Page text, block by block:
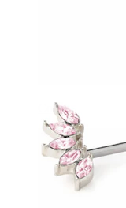
Conch